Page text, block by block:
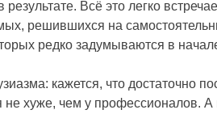
Всё это легко
решившихся на
редко задумываются в
кажется, что достаточно
не хуже, чем у профессионалов.